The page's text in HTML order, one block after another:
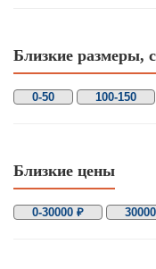
Близкие размеры,
0-50 100-150
Близкие цены
0-30000 ₽